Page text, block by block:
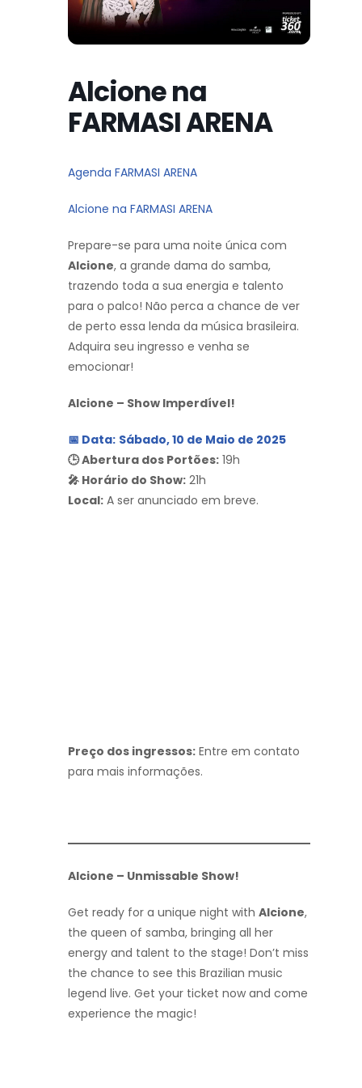
Alcione na
FARMASI ARENA
Agenda FARMASI ARENA
Alcione na FARMASI ARENA
Prepare-se para uma noite única com
Alcione, a grande dama do samba,
trazendo toda a sua energia e talento
para o palco! Não perca a chance de ver
de perto essa lenda da música brasileira.
Adquira seu ingresso e venha se
emocionar!
Alcione – Show Imperdível!
📅 Data: Sábado, 10 de Maio de 2025
🕒 Abertura dos Portões: 19h
🎤 Horário do Show: 21h
Local: A ser anunciado em breve.
Preço dos ingressos: Entre em contato
para mais informações.
Alcione – Unmissable Show!
Get ready for a unique night with Alcione,
the queen of samba, bringing all her
energy and talent to the stage! Don’t miss
the chance to see this Brazilian music
legend live. Get your ticket now and come
experience the magic!